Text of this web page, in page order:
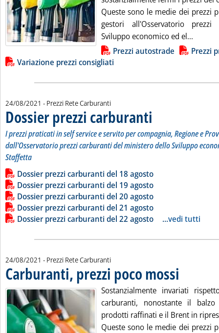
Queste sono le medie dei prezzi
gestori all'Osservatorio
Sviluppo economico ed el...
Lista allegati PDF alla notiziaPrezzi autostrade
Prezzi
Variazione prezzi consigliati
24/08/2021 - Prezzi Rete Carburanti
Dossier prezzi carburanti
I prezzi praticati in self service e servito per compagnia, Regione e
dall'Osservatorio prezzi carburanti del ministero dello Sviluppo
Staffetta
Leggi tutta la notizia: 'Dossier prezzi carburanti'
Lista allegati PDF alla notizia
Dossier prezzi carburanti del 18 agosto
Dossier prezzi carburanti del 19 agosto
Dossier prezzi carburanti del 20 agosto
Dossier prezzi carburanti del 21 agosto
Dossier prezzi carburanti del 22 agosto
...vedi tutti
24/08/2021 - Prezzi Rete Carburanti
Carburanti, prezzi poco mossi
Sostanzialmente invariati
carburanti, nonostante il
prodotti raffinati e il Brent in
Queste sono le medie dei prezzi